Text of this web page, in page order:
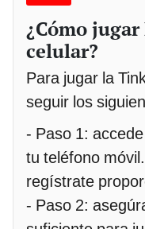
¿Cómo
celular?
Para jugar la
seguir los
- Paso 1:
tu teléfono
regístrate
- Paso 2: